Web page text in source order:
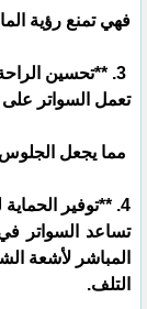
فهي تمنع رؤية
تعمل السواتر على
مما يجعل
4. **توفير الحماية للعناصر الخارجية**
تساعد السواتر
المباشر لأشعة
التلف.